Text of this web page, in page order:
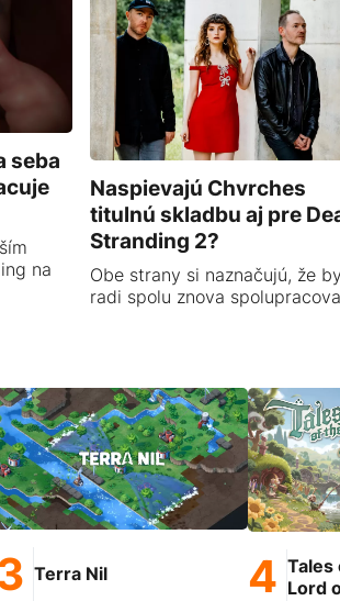
seba
na
Naspievajú Chvrches
titulnú skladbu aj pre
Stranding 2?
Obe strany si naznačujú, že by
radi spolu znova
Terra Nil
Tales
Lord